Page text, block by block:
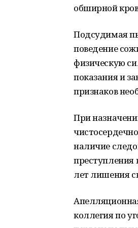
обширной
Подсудимая
поведение
физическую
показания и
признаков
При
наличие
преступления
лет лишения
коллегия по